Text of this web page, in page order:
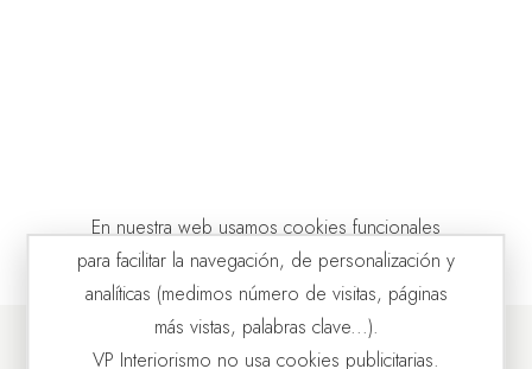
En nuestra web usamos cookies funcionales
para facilitar la navegación, de personalización y
analíticas (medimos número de visitas, páginas
más vistas, palabras clave...).
VP Interiorismo no usa cookies publicitarias.